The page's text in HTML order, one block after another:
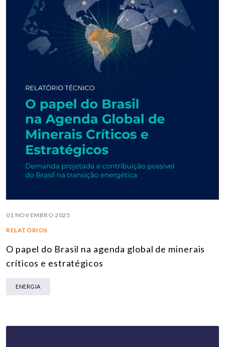
01 NOVEMBRO 2025
RELATÓRIOS
O papel do Brasil na agenda global de minerais
críticos e estratégicos
ENERGIA